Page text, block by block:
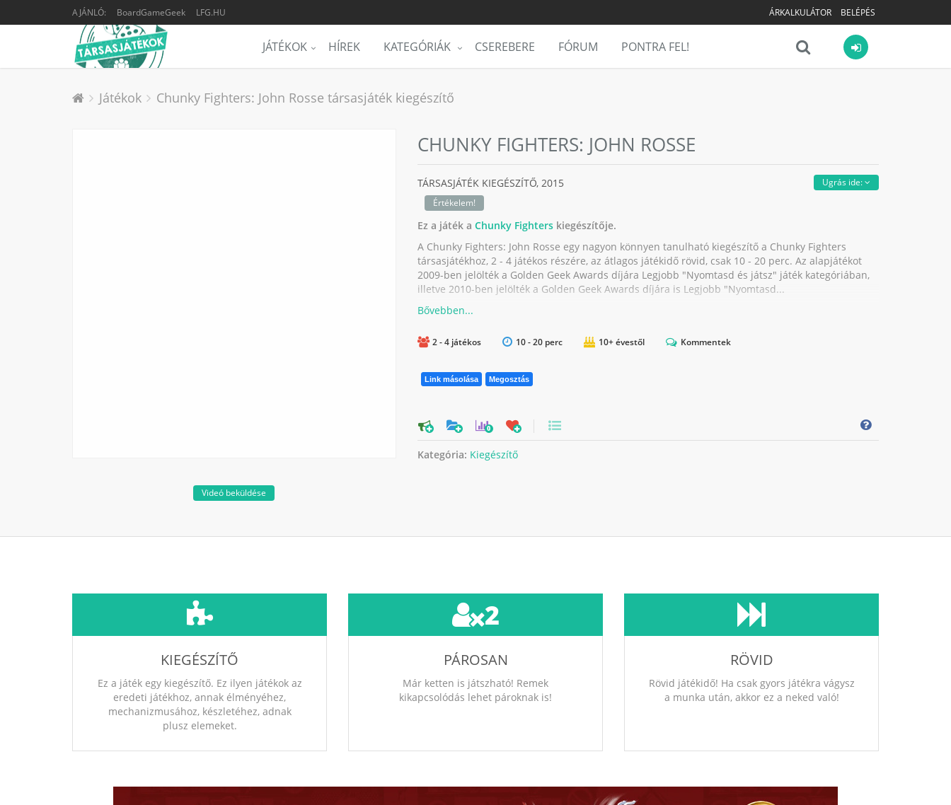
AJÁNLÓ: BoardGameGeek LFG.HU ÁRKALKULÁTOR BELÉPÉS
JÁTÉKOK HÍREK KATEGÓRIÁK CSEREBERE FÓRUM PONTRA FEL!
Játékok Chunky Fighters: John Rosse társasjáték kiegészítő
Videó beküldése
CHUNKY FIGHTERS: JOHN ROSSE
Ugrás ide:
TÁRSASJÁTÉK KIEGÉSZÍTŐ, 2015
Értékelem!
Ez a játék a Chunky Fighterskiegészítője.
A Chunky Fighters: John Rosse egy nagyon könnyen tanulható kiegészítő a Chunky Fighters
társasjátékhoz, 2 - 4 játékos részére, az átlagos játékidő rövid, csak 10 - 20 perc. Az alapjátékot
2009-ben jelölték a Golden Geek Awards díjára Legjobb "Nyomtasd és játsz" játék kategóriában,
illetve 2010-ben jelölték a Golden Geek Awards díjára is Legjobb "Nyomtasd...
2 - 4 játékos 10 - 20 perc 10+ évestől Kommentek
Link másolása Megosztás
0
Kategória: Kiegészítő
KIEGÉSZÍTŐ
Ez a játék egy kiegészítő. Ez ilyen játékok az
eredeti játékhoz, annak élményéhez,
mechanizmusához, készletéhez, adnak
plusz elemeket.
2
PÁROSAN
Már ketten is játszható! Remek
kikapcsolódás lehet pároknak is!
RÖVID
Rövid játékidő! Ha csak gyors játékra vágysz
a munka után, akkor ez a neked való!